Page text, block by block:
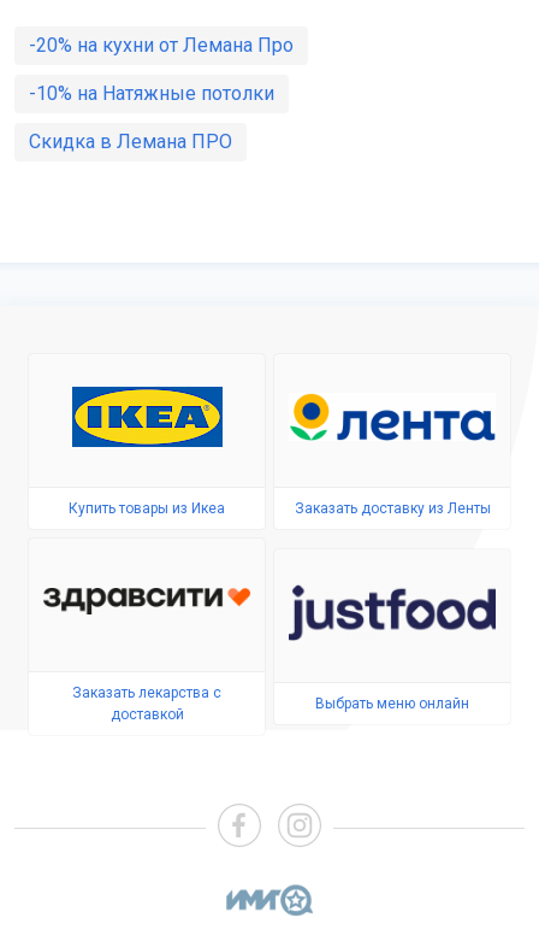
-20% на кухни от Лемана Про
-10% на Натяжные потолки
Скидка в Лемана ПРО
Купить товары из Икеа Заказать доставку из Ленты
Заказать лекарства с
доставкой
Выбрать меню онлайн